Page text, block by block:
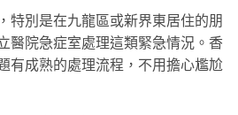
特別是在九龍區或新界東居住的朋
醫院急症室處理這類緊急情況。香
有成熟的處理流程，不用擔心尷尬